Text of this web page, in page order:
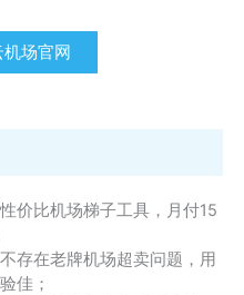
场官网
价比机场梯子工具，月付15
存在老牌机场超卖问题，用
佳；